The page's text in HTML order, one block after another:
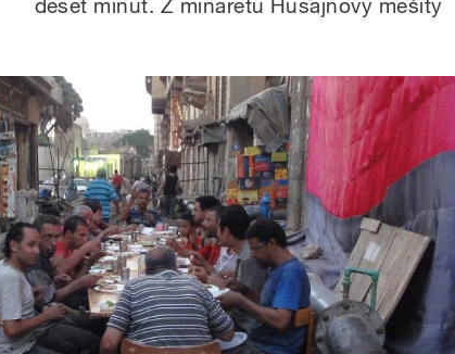
deset minut. Z minaretu Husajnovy mešity